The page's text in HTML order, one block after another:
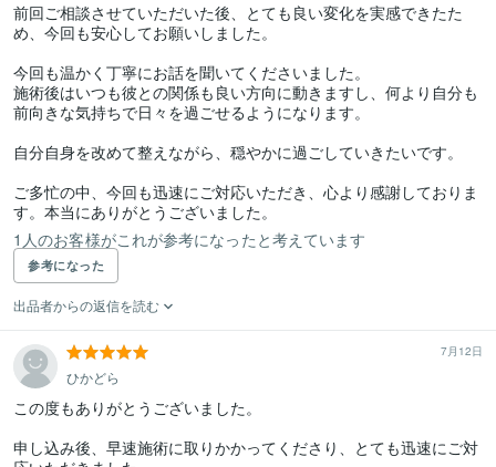
前回ご相談させていただいた後、とても良い変化を実感できたた
め、今回も安心してお願いしました。
今回も温かく丁寧にお話を聞いてくださいました。
施術後はいつも彼との関係も良い方向に動きますし、何より自分も
前向きな気持ちで日々を過ごせるようになります。
自分自身を改めて整えながら、穏やかに過ごしていきたいです。
ご多忙の中、今回も迅速にご対応いただき、心より感謝しておりま
す。本当にありがとうございました。
1人のお客様がこれが参考になったと考えています
参考になった
出品者からの返信を読む
7月12日
ひかどら
この度もありがとうございました。
申し込み後、早速施術に取りかかってくださり、とても迅速にご対